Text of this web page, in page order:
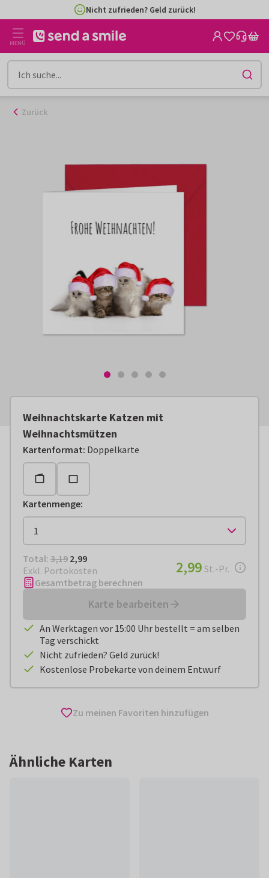
Inhalt
gehen
Nicht zufrieden? Geld zurück!
MENÜ
Zurück
Weihnachtskarte Katzen mit
Weihnachtsmützen
Kartenformat: Doppelkarte
Kartenmenge:
Total: € 2,99
Total: 3,19 2,99
Exkl. Portokosten
€ 2,99pro Stück
2,99 St.-Pr.
Gesamtbetrag berechnen
Karte bearbeiten
An Werktagen vor 15:00 Uhr bestellt = am selben
Tag verschickt
Nicht zufrieden? Geld zurück!
Kostenlose Probekarte von deinem Entwurf
Zu meinen Favoriten hinzufügen
Ähnliche Karten